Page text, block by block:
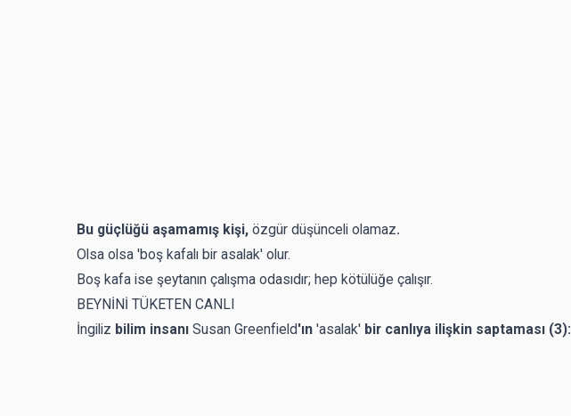
Bu güçlüğü aşamamış kişi, özgür düşünceli olamaz.
Olsa olsa 'boş kafalı bir asalak' olur.
Boş kafa ise şeytanın çalışma odasıdır; hep kötülüğe çalışır.
BEYNİNİ TÜKETEN CANLI
İngiliz bilim insanı Susan Greenfield'ın 'asalak' bir canlıya ilişkin saptaması (3):